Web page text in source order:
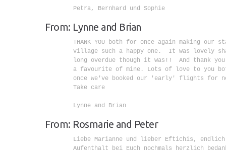
        Petra, Bernhard und Sophie
From: Lynne and Brian
THANK YOU both for once again making our
village such a happy one.  It was lovely
long overdue though it was!!  And thank
a favourite of mine. Lots of love to you
once we've booked our 'early' flights for
        Take care
        Lynne and Brian
From: Rosmarie and Peter
Liebe Marianne und lieber Eftichis,
Aufenthalt bei Euch nochmals herzlich